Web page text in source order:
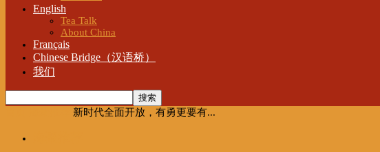
English
Tea Talk
About China
Français
Chinese Bridge（汉语桥）
我们
新时代全面开放，有勇更要有...